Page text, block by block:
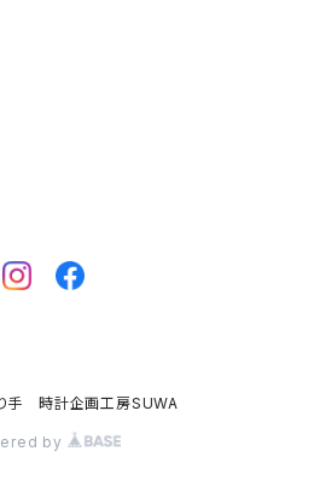
手 時計企画工房SUWA
by